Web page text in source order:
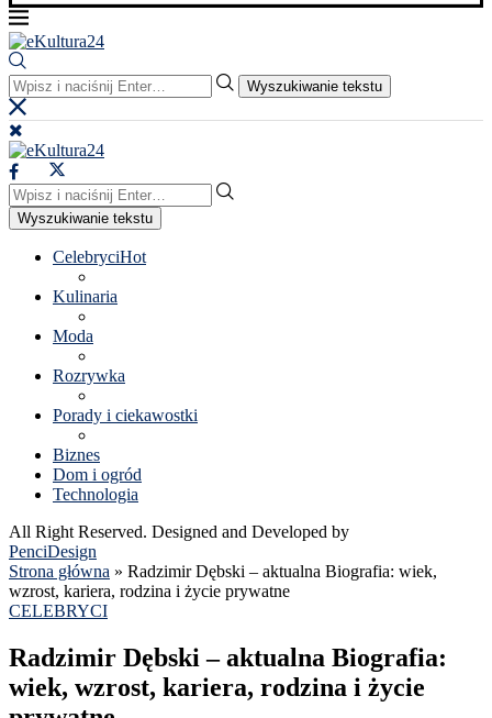
Wyszukiwanie tekstu
Wyszukiwanie tekstu
CelebryciHot
Kulinaria
Moda
Rozrywka
Porady i ciekawostki
Biznes
Dom i ogród
Technologia
All Right Reserved. Designed and Developed by
PenciDesign
Strona główna » Radzimir Dębski – aktualna Biografia: wiek,
wzrost, kariera, rodzina i życie prywatne
CELEBRYCI
Radzimir Dębski – aktualna Biografia:
wiek, wzrost, kariera, rodzina i życie